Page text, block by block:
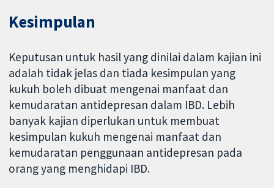
Kesimpulan
Keputusan untuk hasil yang dinilai dalam kajian ini
adalah tidak jelas dan tiada kesimpulan yang
kukuh boleh dibuat mengenai manfaat dan
kemudaratan antidepresan dalam IBD. Lebih
banyak kajian diperlukan untuk membuat
kesimpulan kukuh mengenai manfaat dan
kemudaratan penggunaan antidepresan pada
orang yang menghidapi IBD.